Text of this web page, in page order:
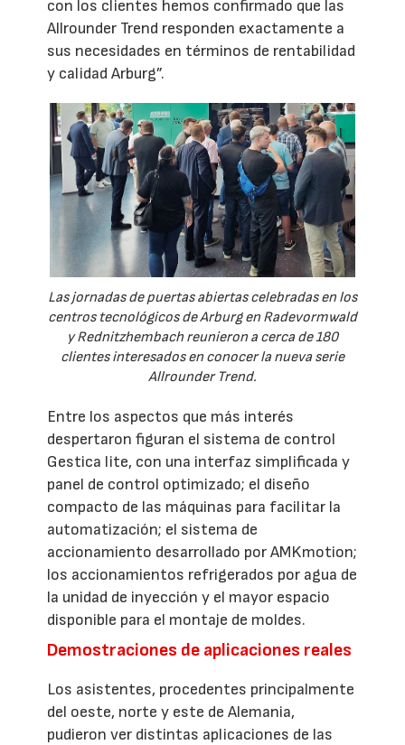
con los clientes hemos confirmado que las
Allrounder Trend responden exactamente a
sus necesidades en términos de rentabilidad
y calidad Arburg”.
Las jornadas de puertas abiertas celebradas en los
centros tecnológicos de Arburg en Radevormwald
y Rednitzhembach reunieron a cerca de 180
clientes interesados en conocer la nueva serie
Allrounder Trend.
Entre los aspectos que más interés
despertaron figuran el sistema de control
Gestica lite, con una interfaz simplificada y
panel de control optimizado; el diseño
compacto de las máquinas para facilitar la
automatización; el sistema de
accionamiento desarrollado por AMKmotion;
los accionamientos refrigerados por agua de
la unidad de inyección y el mayor espacio
disponible para el montaje de moldes.
Demostraciones de aplicaciones reales
Los asistentes, procedentes principalmente
del oeste, norte y este de Alemania,
pudieron ver distintas aplicaciones de las